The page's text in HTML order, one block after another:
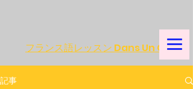
フランス語レッスン Dans Un Café
記事